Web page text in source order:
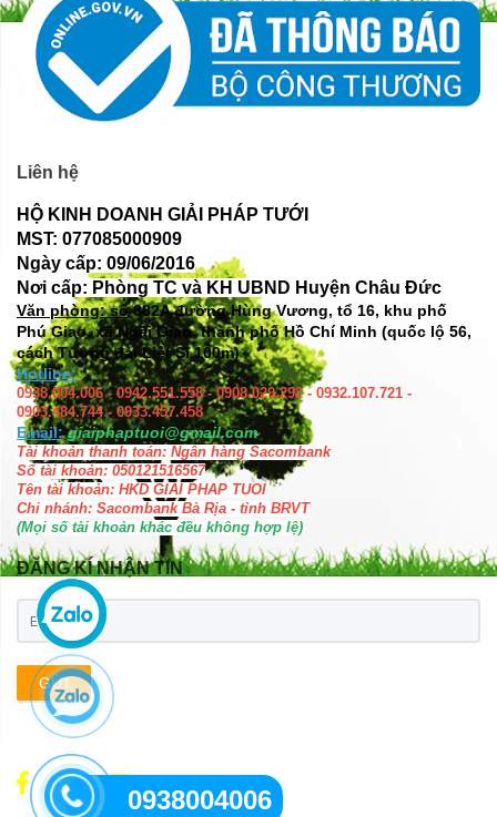
Liên hệ
HỘ KINH DOANH GIẢI PHÁP TƯỚI
MST: 077085000909
Ngày cấp: 09/06/2016
Nơi cấp: Phòng TC và KH UBND Huyện Châu Đức
Văn phòng: số382A đường Hùng Vương, tổ 16, khu phố
Phú Giao, xã Ngãi Giao, thành phố Hồ Chí Minh (quốc lộ 56,
cách Tượng đài Liệt Sĩ 100m)
Hotline:
0938.004.006 - 0942.551.558 - 0908.029.292 - 0932.107.721 -
0903.484.744 - 0933.457.458
Email: giaiphaptuoi@gmail.com
Tài khoản thanh toán: Ngân hàng Sacombank
Số tài khoản: 050121516567
Tên tài khoản: HKD GIAI PHAP TUOI
Chi nhánh: Sacombank Bà Rịa - tỉnh BRVT
(Mọi số tài khoản khác đều không hợp lệ)
ĐĂNG KÍ NHẬN TIN
GỬI
0938004006